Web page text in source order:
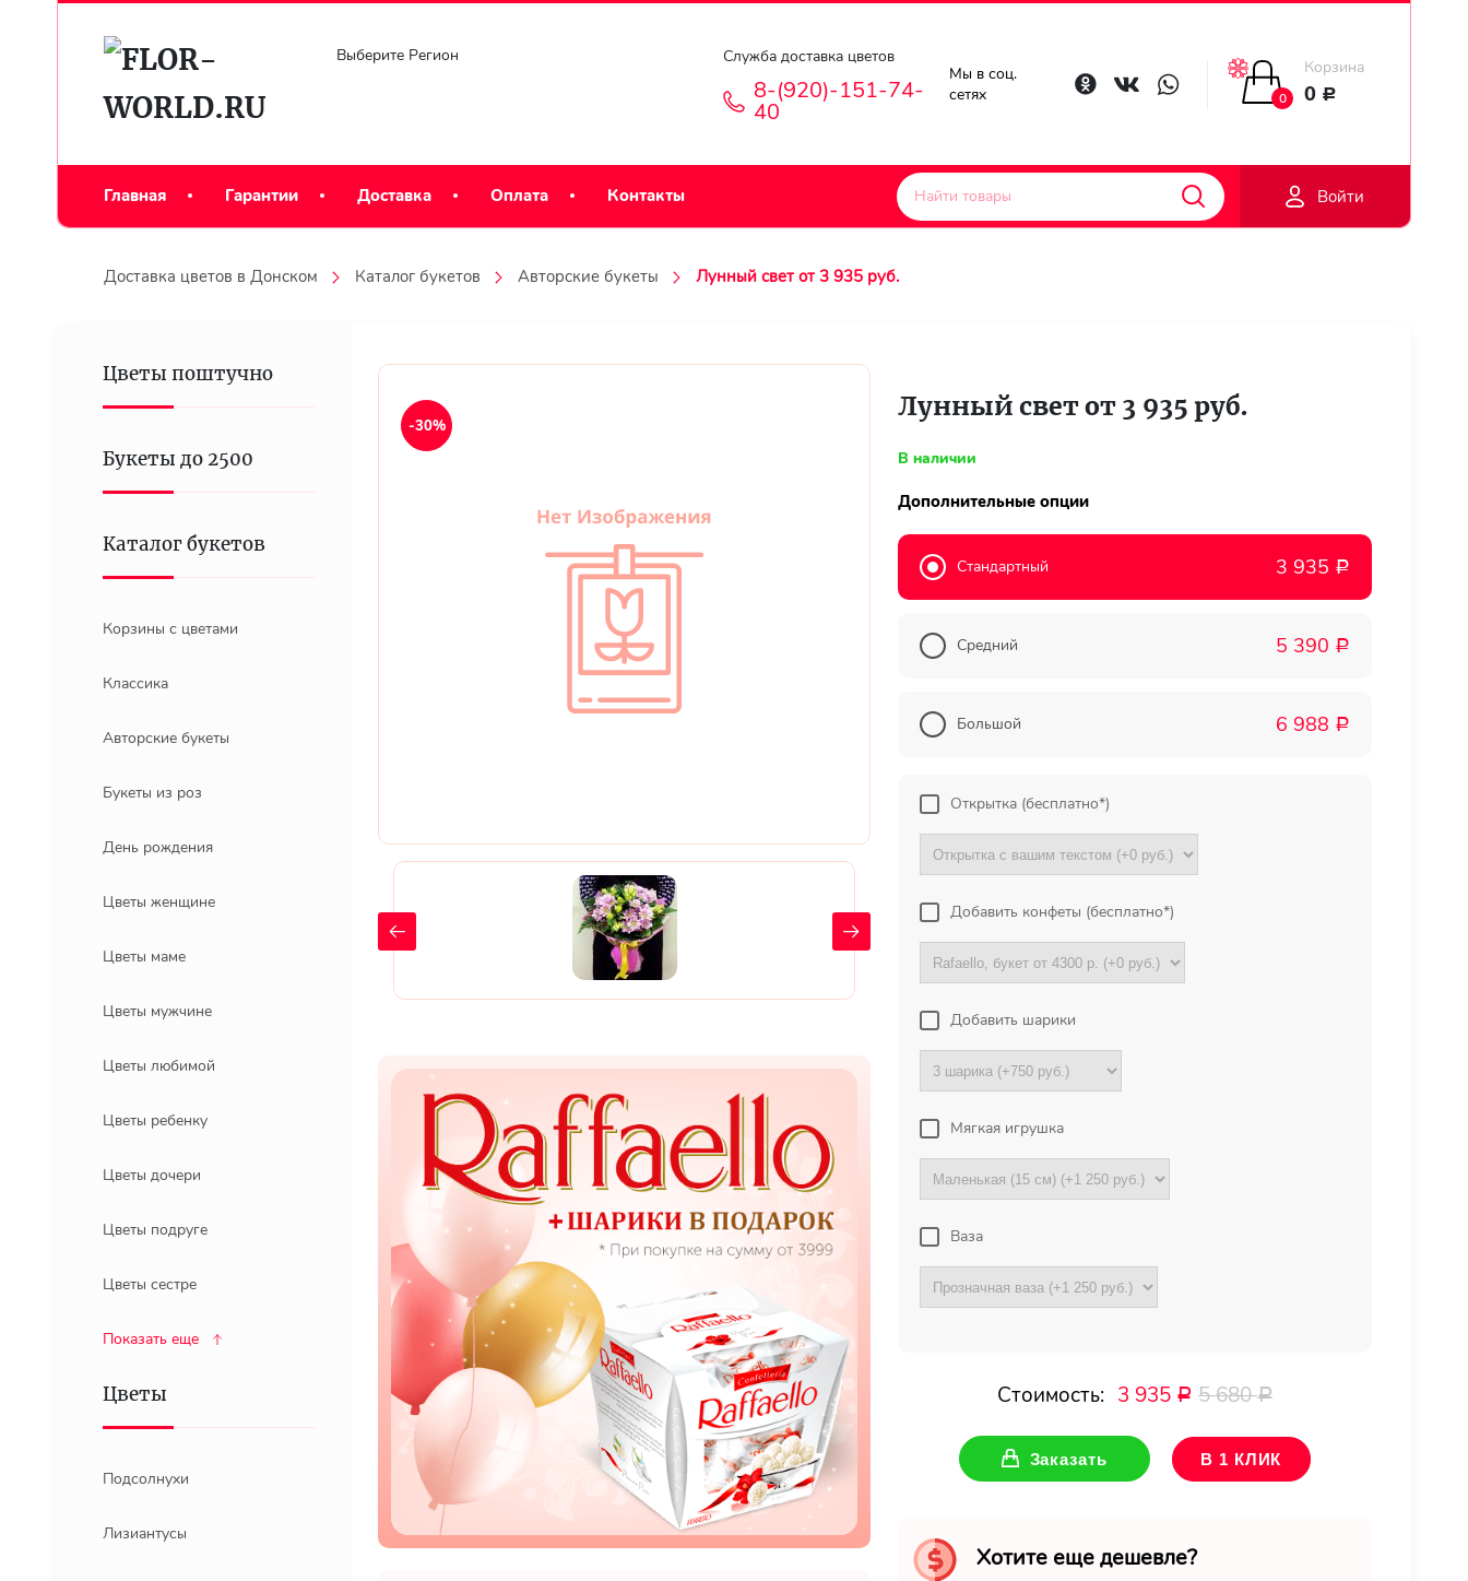
Доставка
Выберите Регион Служба доставка цветов
8-(920)-151-74-
40
Мы в соц.
сетях
0
Корзина
0 Р
Главная Гарантии Доставка Оплата Контакты Войти
Доставка цветов в Донском Каталог букетов Авторские букеты Лунный свет от 3 935 руб.
Цветы поштучно
Букеты до 2500
Каталог букетов
Корзины с цветами
Классика
Авторские букеты
Букеты из роз
День рождения
Цветы женщине
Цветы маме
Цветы мужчине
Цветы любимой
Цветы ребенку
Цветы дочери
Цветы подруге
Цветы сестре
Показать еще
Цветы
Подсолнухи
Лизиантусы
-30%
Лунный свет от 3 935 руб.
В наличии
Дополнительные опции
Стандартный 3 935 Р
Средний 5 390 Р
Большой 6 988 Р
Открытка (бесплатно*)
Добавить конфеты (бесплатно*)
Добавить шарики
Мягкая игрушка
Ваза
Стоимость: 3 935 Р 5 680Р
Заказать В 1 КЛИК
Хотите еще дешевле?